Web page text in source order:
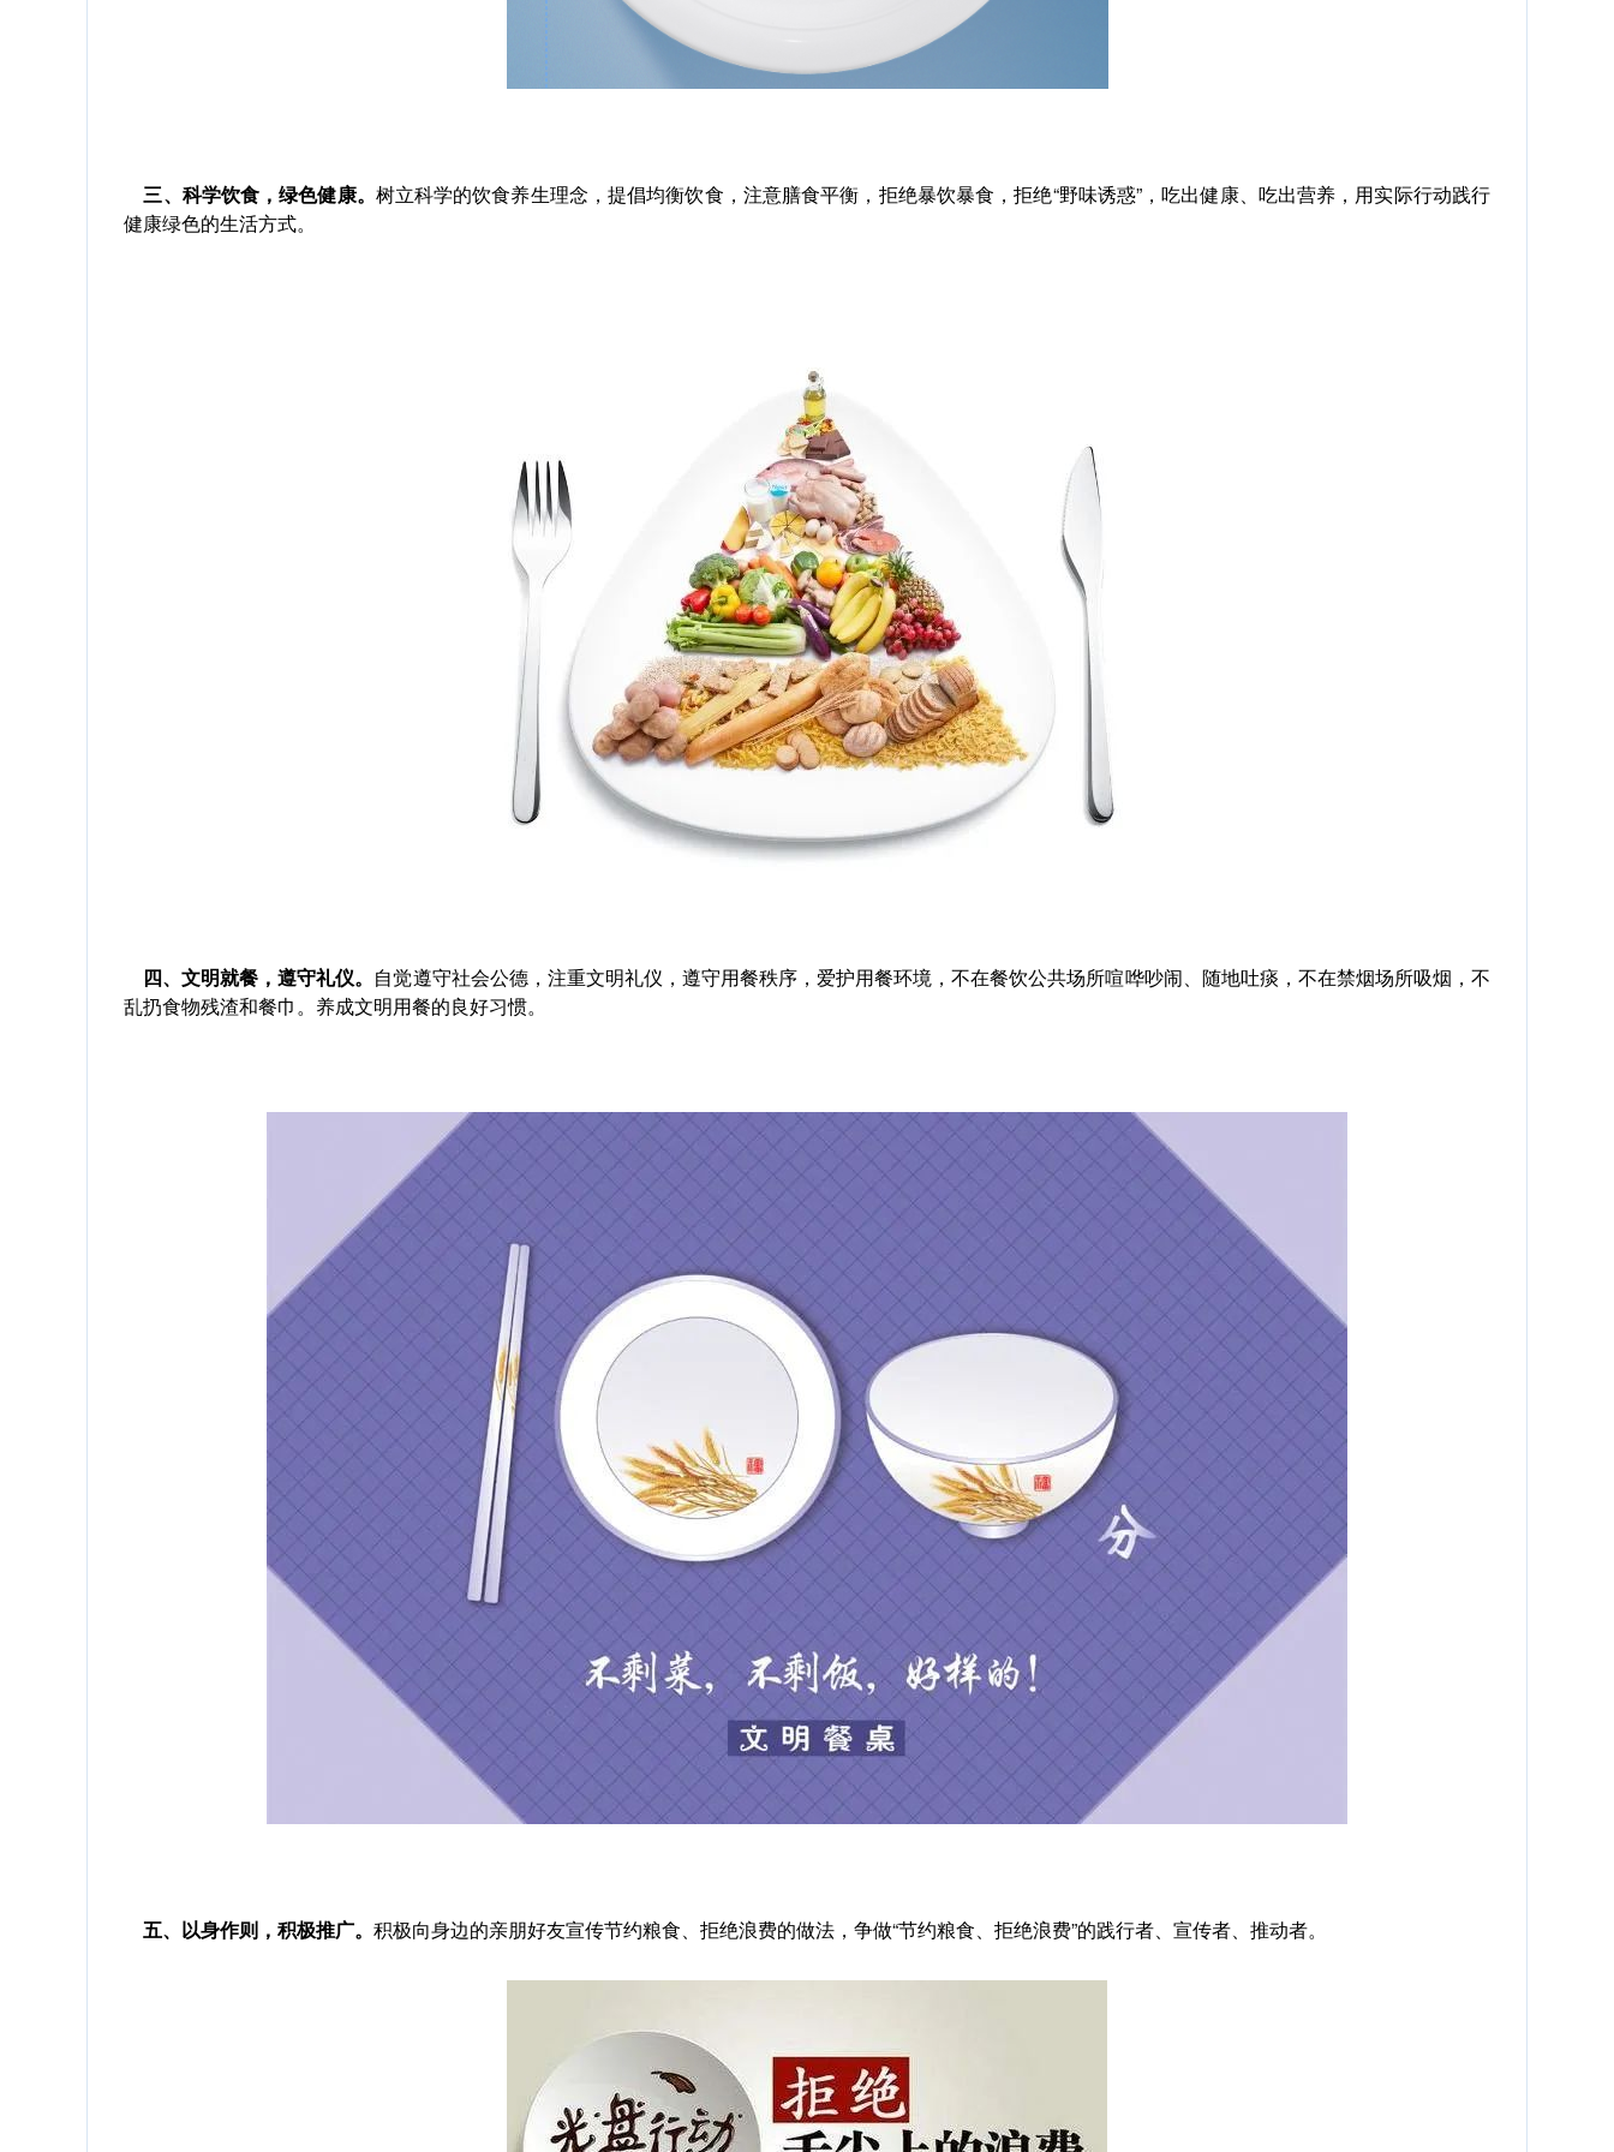
三、科学饮食，绿色健康。 树立科学的饮食养生理念，提倡均衡饮食，注意膳食平衡，拒绝暴饮暴食，拒绝“野味诱惑”，吃出健康、吃出营养，用实际行动践行
健康绿色的生活方式。
四、文明就餐，遵守礼仪。 自觉遵守社会公德，注重文明礼仪，遵守用餐秩序，爱护用餐环境，不在餐饮公共场所喧哗吵闹、随地吐痰，不在禁烟场所吸烟，不
乱扔食物残渣和餐巾。养成文明用餐的良好习惯。
五、以身作则，积极推广。 积极向身边的亲朋好友宣传节约粮食、拒绝浪费的做法，争做“节约粮食、拒绝浪费”的践行者、宣传者、推动者。